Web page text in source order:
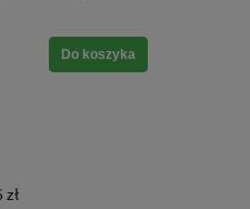
zł
Do koszyka